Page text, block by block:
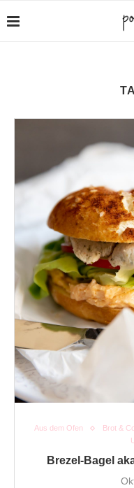
Aus dem Ofen Brot &
Brezel-Bagel